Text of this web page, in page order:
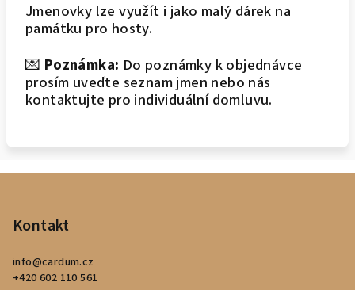
Jmenovky lze využít i jako malý dárek na
památku pro hosty.
💌 Poznámka: Do poznámky k objednávce
prosím uveďte seznam jmen nebo nás
kontaktujte pro individuální domluvu.
Kontakt
info@cardum.cz
+420 602 110 561